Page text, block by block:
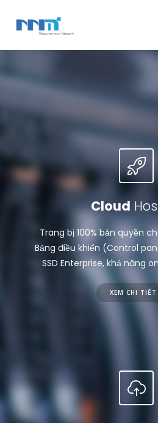
Cloud
Trang bị 100% bản quyền
Bảng điều khiển (Control
SSD Enterprise, khả năng
XEM CHI TIẾT